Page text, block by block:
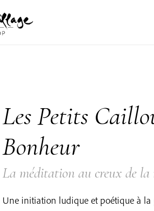
Les Petits
Bonheur
La méditation au creux de la
Une initiation ludique et poétique à la